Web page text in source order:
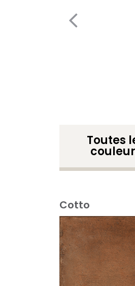
Toutes
Cotto